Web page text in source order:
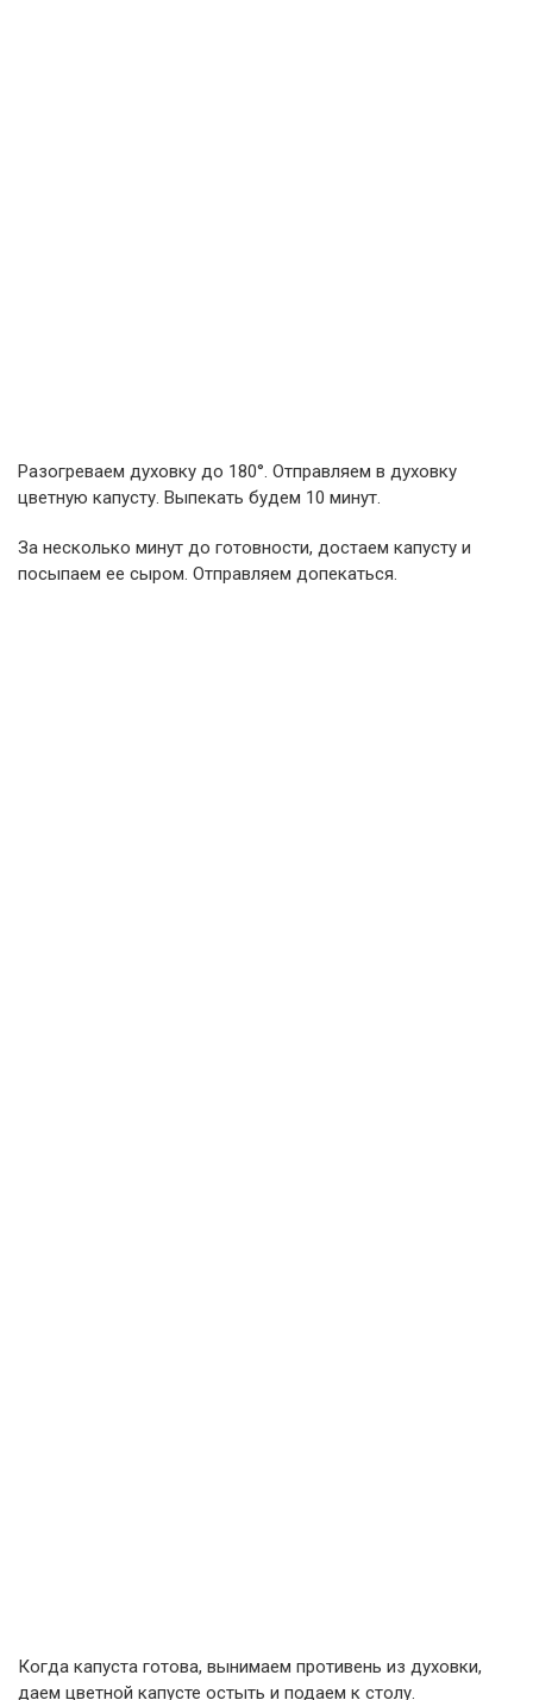
Разогреваем духовку до 180°. Отправляем в духовку
цветную капусту. Выпекать будем 10 минут.
За несколько минут до готовности, достаем капусту и
посыпаем ее сыром. Отправляем допекаться.
Когда капуста готова, вынимаем противень из духовки,
даем цветной капусте остыть и подаем к столу.